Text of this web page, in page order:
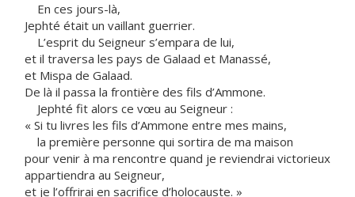
En ces jours-là,
Jephté était un vaillant guerrier.
L’esprit du Seigneur s’empara de lui,
et il traversa les pays de Galaad et Manassé,
et Mispa de Galaad.
De là il passa la frontière des fils d’Ammone.
Jephté fit alors ce vœu au Seigneur :
« Si tu livres les fils d’Ammone entre mes mains,
la première personne qui sortira de ma maison
pour venir à ma rencontre quand je reviendrai victorieux
appartiendra au Seigneur,
et je l’offrirai en sacrifice d’holocauste. »